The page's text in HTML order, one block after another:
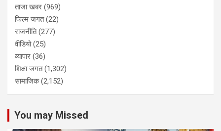
ताजा खबर (969)
फिल्म जगत(22)
राजनीति(277)
वीडियो(25)
व्यापार (36)
शिक्षा जगत(1,302)
सामाजिक(2,152)
You may Missed